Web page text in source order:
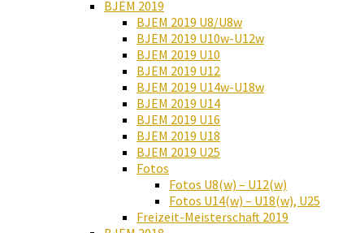
BJEM 2019
BJEM 2019 U8/U8w
BJEM 2019 U10w-U12w
BJEM 2019 U10
BJEM 2019 U12
BJEM 2019 U14w-U18w
BJEM 2019 U14
BJEM 2019 U16
BJEM 2019 U18
BJEM 2019 U25
Fotos
Fotos U8(w) – U12(w)
Fotos U14(w) – U18(w), U25
Freizeit-Meisterschaft 2019